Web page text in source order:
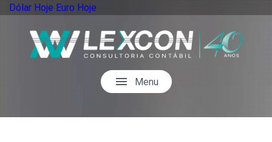
Dólar Hoje Euro Hoje
menu Menu